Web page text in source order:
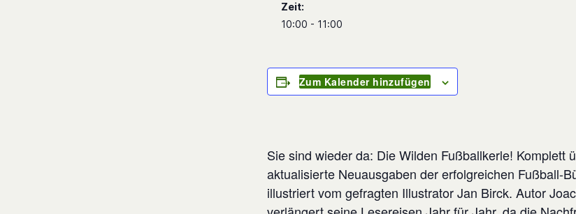
Zeit:
10:00 - 11:00
Zum Kalender hinzufügen
Sie sind wieder da: Die Wilden Fußballkerle! Komplett
aktualisierte Neuausgaben der erfolgreichen Fußball-
illustriert vom gefragten Illustrator Jan Birck. Autor